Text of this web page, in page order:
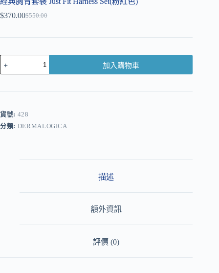
$550.00
$370.00
加入購物車
r
n
a
貨號: 428
分類: DERMALOGICA
描述
額外資訊
評價 (0)